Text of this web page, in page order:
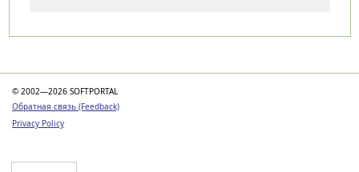
© 2002—2026 SOFTPORTAL
Обратная связь (Feedback)
Privacy Policy